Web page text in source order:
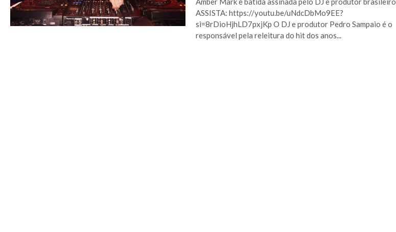
ASSISTA: https://youtu.be/uNdcDbMo9EE?
si=8rDioHjhLD7pxjKp O DJ e produtor Pedro Sampaio é o
responsável pela releitura do hit dos anos...